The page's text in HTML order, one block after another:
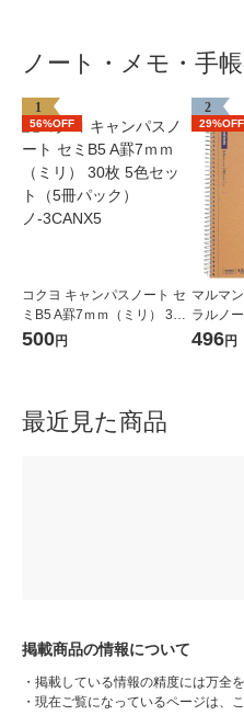
ノート・メモ・手
1
56%OFF
コクヨ キャンパスノート セ
ミB5 A罫7ｍｍ（ミリ） 30
枚 5色セット（5冊パック）
500円
2
29%OFF
マルマ
ラルノ
N238ES
496円
最近見た商品
掲載商品の情報について
・ 掲載している情報の精度には万全
・ 現在ご覧になっているページは、